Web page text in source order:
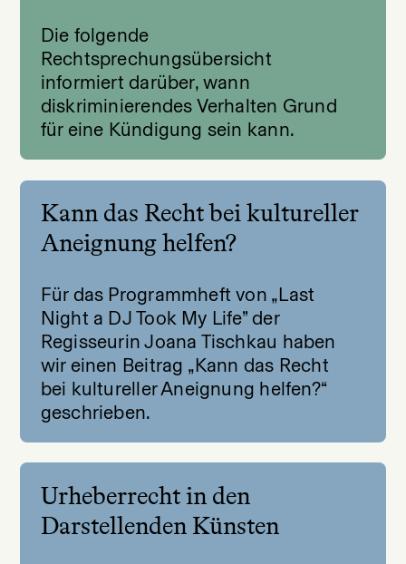
Die folgende
Rechtsprechungsübersicht
informiert darüber, wann
diskriminierendes Verhalten Grund
für eine Kündigung sein kann.
Kann das Recht bei kultureller
Aneignung helfen?
Für das Programmheft von „Last
Night a DJ Took My Life” der
Regisseurin Joana Tischkau haben
wir einen Beitrag „Kann das Recht
bei kultureller Aneignung helfen?“
geschrieben.
Urheberrecht in den
Darstellenden Künsten